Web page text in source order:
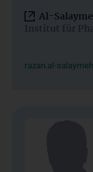
Al-
Institut für
razan.al-